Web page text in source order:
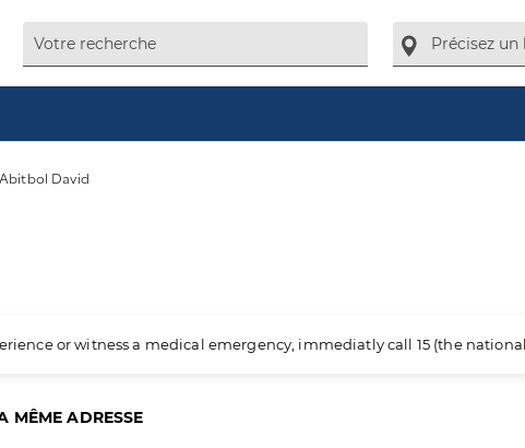
David
or witness a medical emergency, immediatly call 15 (the
MÊME ADRESSE